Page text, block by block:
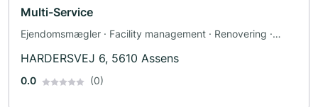
Multi-Service
Ejendomsmægler · Facility management · Renovering ·
HARDERSVEJ 6, 5610 Assens
0.0 (0)